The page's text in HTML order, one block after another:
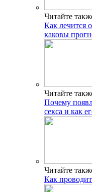
Читайте
Как лечится
каковы
Читайте
Почему
секса и как
Читайте
Как